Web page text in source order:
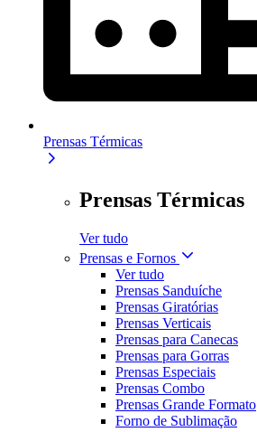
Prensas Térmicas
Prensas Térmicas
Ver tudo
Prensas e Fornos
Ver tudo
Prensas Sanduíche
Prensas Giratórias
Prensas Verticais
Prensas para Canecas
Prensas para Gorras
Prensas Especiais
Prensas Combo
Prensas Grande Formato
Forno de Sublimação